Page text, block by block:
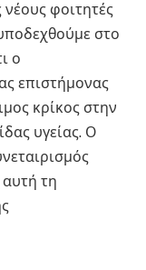
φοιτητές
στο
ο
επιστήμονας
κρίκος στην
υγείας. Ο
τη